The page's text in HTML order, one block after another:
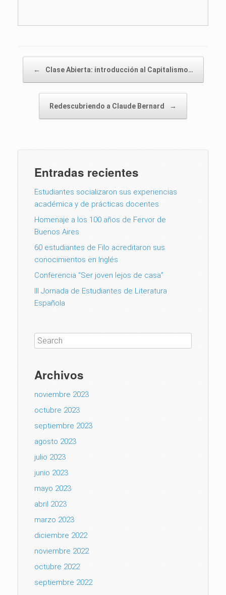
← Clase Abierta: introducción al Capitalismo…
Redescubriendo a Claude Bernard →
Entradas recientes
Estudiantes socializaron sus experiencias
académica y de prácticas docentes
Homenaje a los 100 años de Fervor de
Buenos Aires
60 estudiantes de Filo acreditaron sus
conocimientos en Inglés
Conferencia “Ser joven lejos de casa”
III Jornada de Estudiantes de Literatura
Española
Archivos
noviembre 2023
octubre 2023
septiembre 2023
agosto 2023
julio 2023
junio 2023
mayo 2023
abril 2023
marzo 2023
diciembre 2022
noviembre 2022
octubre 2022
septiembre 2022